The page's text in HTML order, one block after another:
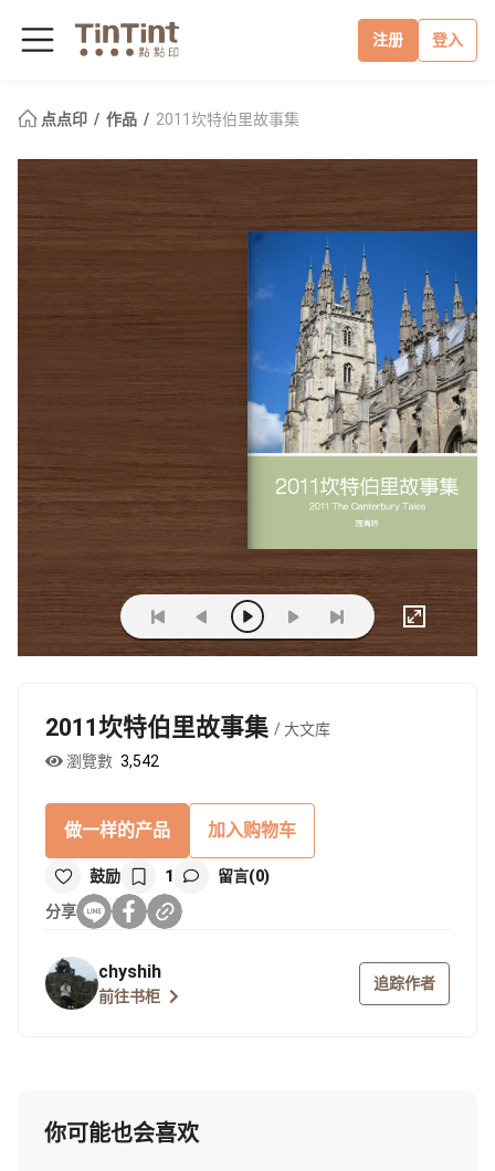
注册 登入
点点印 作品 2011坎特伯里故事集
2011坎特伯里故事集 / 大文库
瀏覽數 3,542
做一样的产品 加入购物车
鼓励 1
留言(0)
分享
chyshih
前往书柜
追踪作者
你可能也会喜欢